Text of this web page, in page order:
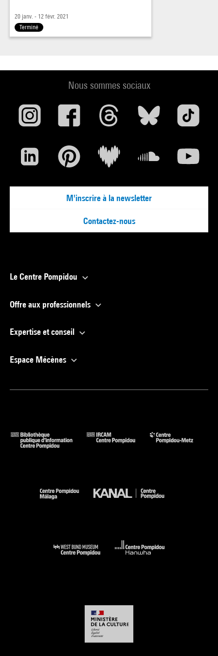
20 janv. - 12 févr. 2021
Terminé
Nous sommes sociaux
M'inscrire à la newsletter
Contactez-nous
Le Centre Pompidou
Offre aux professionnels
Expertise et conseil
Espace Mécènes